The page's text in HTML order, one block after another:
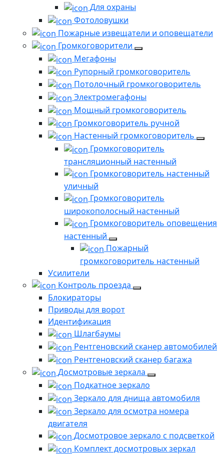
Для охраны
Фотоловушки
Пожарные извещатели и оповещатели
Громкоговорители
Мегафоны
Рупорный громкоговоритель
Потолочный громкоговоритель
Электромегафоны
Мощный громкоговоритель
Громкоговоритель ручной
Настенный громкоговоритель
Громкоговоритель
трансляционный настенный
Громкоговоритель настенный
уличный
Громкоговоритель
широкополосный настенный
Громкоговоритель оповещения
настенный
Пожарный
громкоговоритель настенный
Усилители
Контроль проезда
Блокираторы
Приводы для ворот
Идентификация
Шлагбаумы
Рентгеновский сканер автомобилей
Рентгеновский сканер багажа
Досмотровые зеркала
Подкатное зеркало
Зеркало для днища автомобиля
Зеркало для осмотра номера
двигателя
Досмотровое зеркало с подсветкой
Комплект досмотровых зеркал